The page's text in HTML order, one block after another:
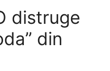
distruge
din